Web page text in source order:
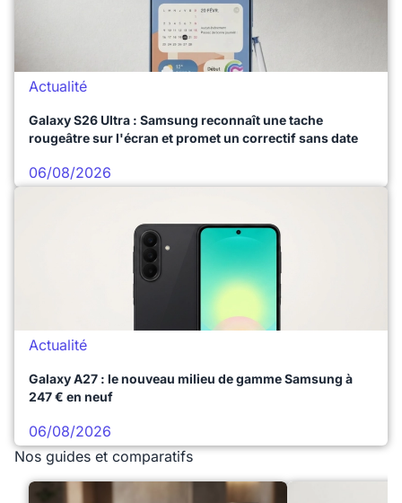
Actualité
Galaxy S26 Ultra : Samsung reconnaît une tache
rougeâtre sur l'écran et promet un correctif sans date
06/08/2026
Actualité
Galaxy A27 : le nouveau milieu de gamme Samsung à
247 € en neuf
06/08/2026
Nos guides et comparatifs